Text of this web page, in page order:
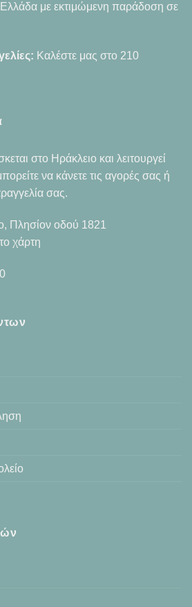
με εκτιμώμενη παράδοση σε
Καλέστε μας στο 210
στο Ηράκλειο και λειτουργεί
να κάνετε τις αγορές σας ή
σας.
Πλησίον οδού 1821
χάρτη